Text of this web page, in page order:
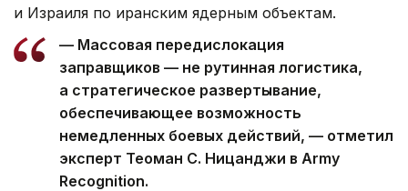
и Израиля по иранским ядерным объектам.
— Массовая передислокация
заправщиков — не рутинная логистика,
а стратегическое развертывание,
обеспечивающее возможность
немедленных боевых действий, — отметил
эксперт Теоман С. Ницанджи в Army
Recognition.